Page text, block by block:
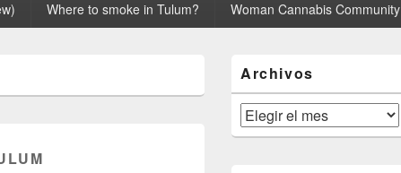
Where to smoke in Tulum? Woman Cannabis Community
área
de
widget
barra
lateral
Archivos
Archivos